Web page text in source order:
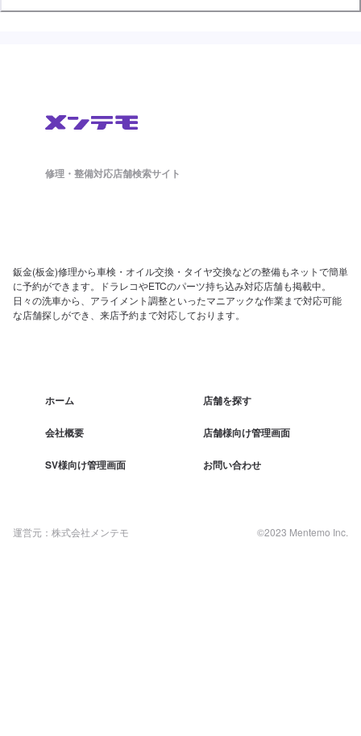
修理・整備対応店舗検索サイト
鈑金(板金)修理から車検・オイル交換・タイヤ交換などの整備もネットで簡単
に予約ができます。ドラレコやETCのパーツ持ち込み対応店舗も掲載中。
日々の洗車から、アライメント調整といったマニアックな作業まで対応可能
な店舗探しができ、来店予約まで対応しております。
ホーム 店舗を探す
会社概要 店舗様向け管理画面
SV様向け管理画面 お問い合わせ
運営元：株式会社メンテモ ©2023 Mentemo Inc.